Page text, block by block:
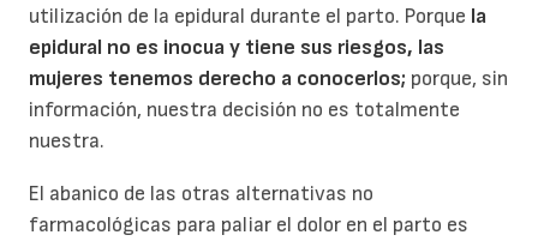
utilización de la epidural durante el parto. Porque la
epidural no es inocua y tiene sus riesgos, las
mujeres tenemos derecho a conocerlos; porque, sin
información, nuestra decisión no es totalmente
nuestra.
El abanico de las otras alternativas no
farmacológicas para paliar el dolor en el parto es